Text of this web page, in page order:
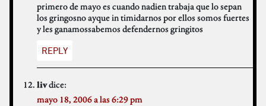
primero de mayo es cuando nadien trabaja que lo sepan
los gringosno ayque in timidarnos por ellos somos fuertes
y les ganamossabemos defendernos gringitos
REPLY
livdice:
mayo 18, 2006 a las 6:29 pm